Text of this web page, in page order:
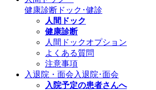
健康診断 ドック･健診
人間ドック
健康診断
人間ドックオプション
よくある質問
注意事項
入退院・面会 入退院･面会
入院予定の患者さんへ